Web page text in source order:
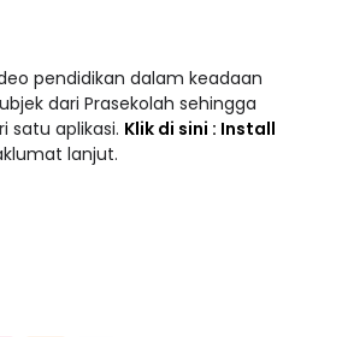
pendidikan dalam keadaan
dari Prasekolah sehingga
satu aplikasi. Klik di sini : Install
lanjut.